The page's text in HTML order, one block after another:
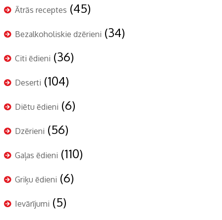
Ātrās receptes (45)
Bezalkoholiskie dzērieni (34)
Citi ēdieni (36)
Deserti (104)
Diētu ēdieni (6)
Dzērieni (56)
Gaļas ēdieni (110)
Griķu ēdieni (6)
Ievārījumi (5)